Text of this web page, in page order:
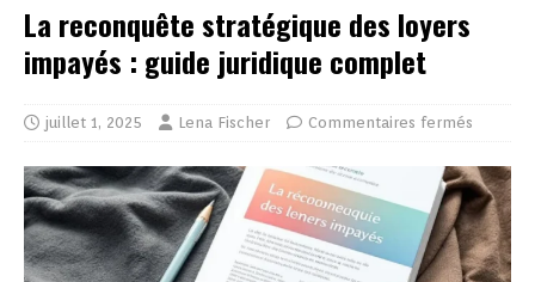
La reconquête stratégique des loyers
impayés : guide juridique complet
juillet 1, 2025 Lena Fischer Commentaires fermés